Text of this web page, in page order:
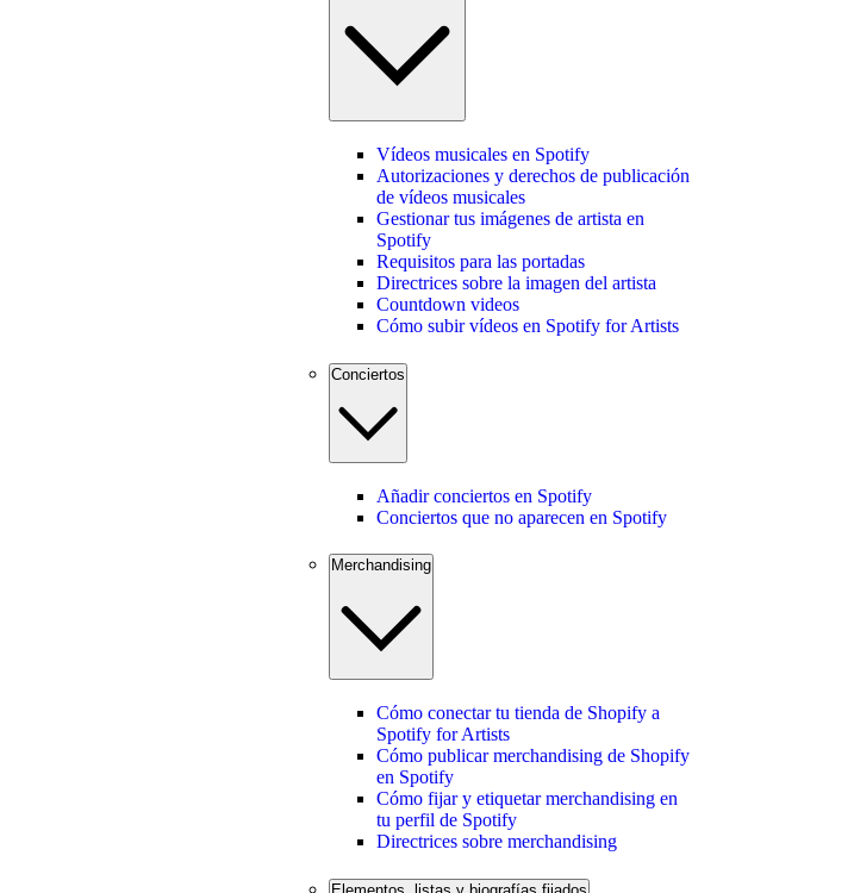
Vídeos musicales en Spotify
Autorizaciones y derechos de publicación
de vídeos musicales
Gestionar tus imágenes de artista en
Spotify
Requisitos para las portadas
Directrices sobre la imagen del artista
Countdown videos
Cómo subir vídeos en Spotify for Artists
Conciertos
Añadir conciertos en Spotify
Conciertos que no aparecen en Spotify
Merchandising
Cómo conectar tu tienda de Shopify a
Spotify for Artists
Cómo publicar merchandising de Shopify
en Spotify
Cómo fijar y etiquetar merchandising en
tu perfil de Spotify
Directrices sobre merchandising